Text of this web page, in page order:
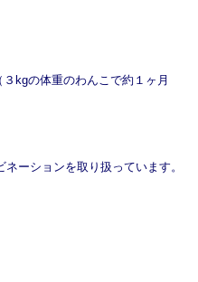
３kgの体重のわんこで約１ヶ月
ーションを取り扱っています。